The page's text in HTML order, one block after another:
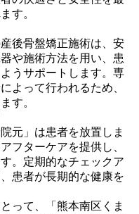
す。
後骨盤矯正施術は、安
や施術方法を用い、患
うサポートします。専
よって行われるため、
す。
元」は患者を放置しま
フターケアを提供し、
。定期的なチェックア
患者が長期的な健康を
って、「熊本南区くま